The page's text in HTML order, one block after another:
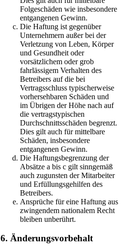
Folgeschäden wie insbesondere
entgangenen Gewinn.
Die Haftung ist gegenüber
Unternehmern außer bei der
Verletzung von Leben, Körper
und Gesundheit oder
vorsätzlichem oder grob
fahrlässigem Verhalten des
Betreibers auf die bei
Vertragsschluss typischerweise
vorhersehbaren Schäden und
im Übrigen der Höhe nach auf
die vertragstypischen
Durchschnittsschäden begrenzt.
Dies gilt auch für mittelbare
Schäden, insbesondere
entgangenen Gewinn.
Die Haftungsbegrenzung der
Absätze a bis c gilt sinngemäß
auch zugunsten der Mitarbeiter
und Erfüllungsgehilfen des
Betreibers.
Ansprüche für eine Haftung aus
zwingendem nationalem Recht
bleiben unberührt.
6. Änderungsvorbehalt